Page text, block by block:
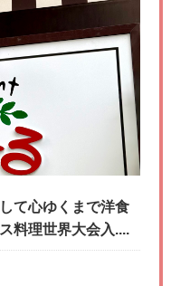
て心ゆくまで洋食
料理世界大会入....